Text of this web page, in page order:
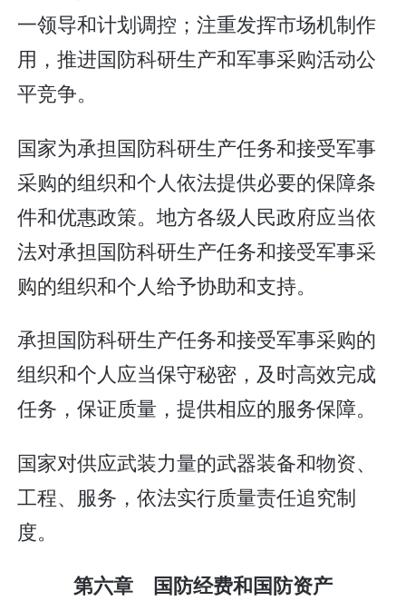
一领导和计划调控；注重发挥市场机制作
用，推进国防科研生产和军事采购活动公
平竞争。
国家为承担国防科研生产任务和接受军事
采购的组织和个人依法提供必要的保障条
件和优惠政策。地方各级人民政府应当依
法对承担国防科研生产任务和接受军事采
购的组织和个人给予协助和支持。
承担国防科研生产任务和接受军事采购的
组织和个人应当保守秘密，及时高效完成
任务，保证质量，提供相应的服务保障。
国家对供应武装力量的武器装备和物资、
工程、服务，依法实行质量责任追究制
度。
第六章 国防经费和国防资产